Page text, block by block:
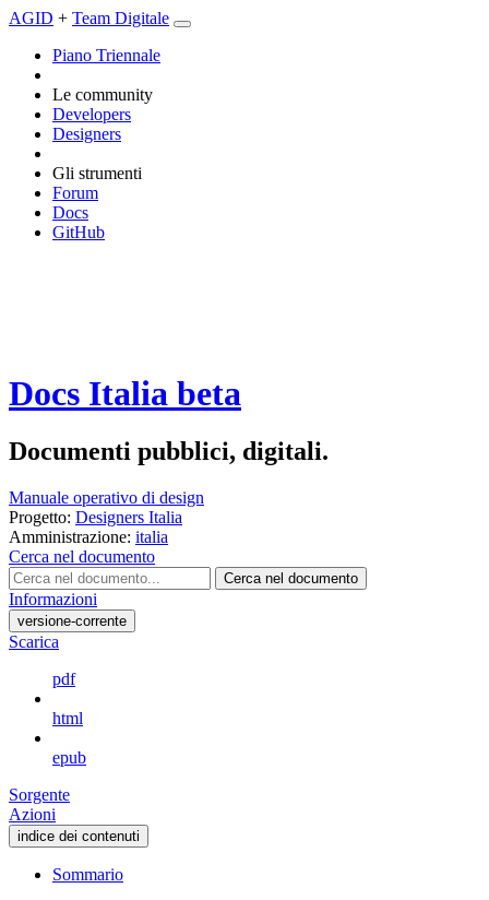
AGID + Team Digitale
Piano Triennale
Le community
Developers
Designers
Gli strumenti
Forum
Docs
GitHub
Docs Italia beta
Documenti pubblici, digitali.
Manuale operativo di design
Progetto: Designers Italia
Amministrazione: italia
Cerca nel documento
Cerca nel documento
Informazioni
versione-corrente
Scarica
pdf
html
epub
Sorgente
Azioni
indice dei contenuti
Sommario